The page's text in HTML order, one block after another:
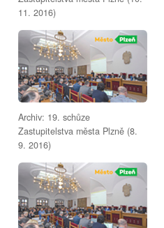
11. 2016)
Archiv: 19. schůze
Zastupitelstva města Plzně (8.
9. 2016)